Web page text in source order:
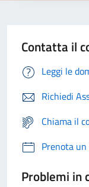
Contatta il
Leggi le
Richiedi
Chiama il
Prenota
Problemi in